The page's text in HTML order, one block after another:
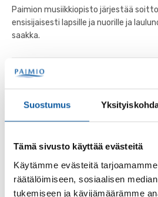
Suostumus
Tämä sivusto käyttää evästeitä
Käytämme evästeitä
räätälöimiseen, sosiaalisen
tukemiseen ja kävijämäärämme
Paimion musiikkiopisto järjestää
ensisijaisesti lapsille ja nuorille ja
saakka.
Tapahtumat
kello 13
Tapahtumat 15.12. klo
PAUHA-trio konsertti
Jouluisessa konsertissa kuullaan